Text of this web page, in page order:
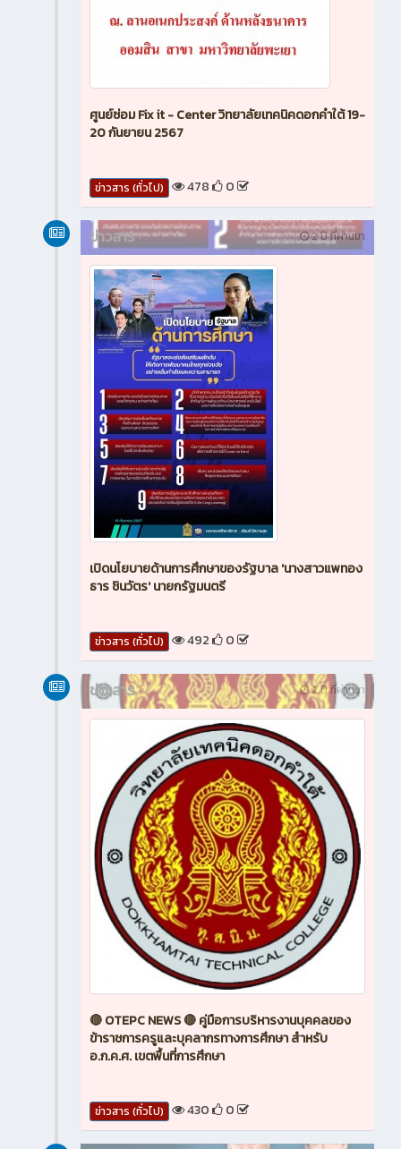
ศูนย์ซ่อม Fix it - Center วิทยาลัยเทคนิคดอกคำใต้ 19-
20 กันยายน 2567
ข่าวสาร (ทั่วไป) 478 0
2 ปี ที่ผ่านมา
ข่าวสาร
เปิดนโยบายด้านการศึกษาของรัฐบาล 'นางสาวแพทอง
ธาร ชินวัตร' นายกรัฐมนตรี
ข่าวสาร (ทั่วไป) 492 0
2 ปี ที่ผ่านมา
ข่าวสาร
🔴 OTEPC NEWS 🔴 คู่มือการบริหารงานบุคคลของ
ข้าราชการครูและบุคลากรทางการศึกษา สำหรับ
อ.ก.ค.ศ. เขตพื้นที่การศึกษา
ข่าวสาร (ทั่วไป) 430 0